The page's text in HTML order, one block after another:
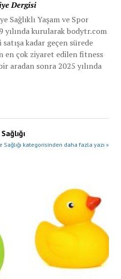
Dergisi
Sağlıklı Yaşam ve Spor
yılında kurularak bodytr.com
kadar geçen sürede
en çok ziyaret edilen fitness
aradan sonra 2025 yılında
Sağlığı kategorisinden daha fazla yazı »